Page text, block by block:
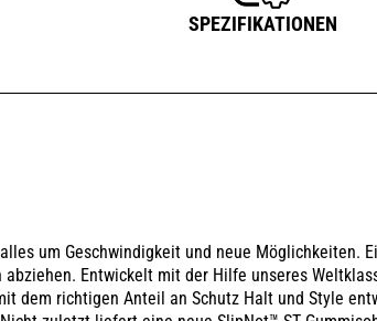
SPEZIFIKATIONEN
um Geschwindigkeit und neue Möglichkeiten.
abziehen. Entwickelt mit der Hilfe unseres
dem richtigen Anteil an Schutz Halt und Style